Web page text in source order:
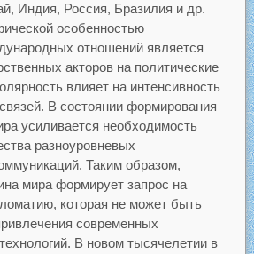
Индия, Россия, Бразилия и др.
особенностью
отношений является
акторов на политические
влияет на интенсивность
В состоянии формирования
усиливается необходимость
разноуровневых
Таким образом,
мира формирует запрос на
которая не может быть
современных
В новом тысячелетии в